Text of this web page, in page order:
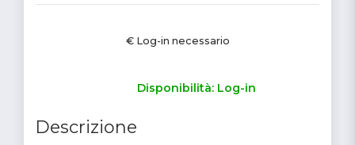
€ Log-in necessario
Disponibilità: Log-in
Descrizione